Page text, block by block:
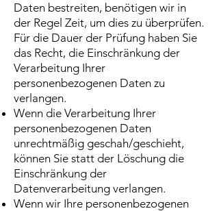
Daten bestreiten, benötigen wir in
der Regel Zeit, um dies zu überprüfen.
Für die Dauer der Prüfung haben Sie
das Recht, die Einschränkung der
Verarbeitung Ihrer
personenbezogenen Daten zu
verlangen.
Wenn die Verarbeitung Ihrer
personenbezogenen Daten
unrechtmäßig geschah/geschieht,
können Sie statt der Löschung die
Einschränkung der
Datenverarbeitung verlangen.
Wenn wir Ihre personenbezogenen